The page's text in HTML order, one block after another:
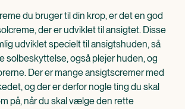
du bruger til din krop, er det en god
der er udviklet til ansigtet. Disse
udviklet specielt til ansigtshuden, så
solbeskyttelse, også plejer huden, og
Der er mange ansigtscremer med
og der er derfor nogle ting du skal
på, når du skal vælge den rette